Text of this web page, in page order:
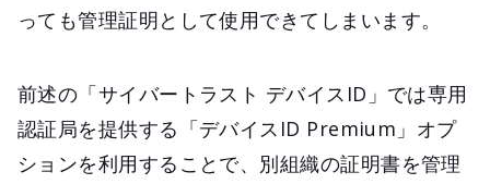
っても管理証明として使用できてしまいます。
前述の「サイバートラスト デバイスID」では専用
認証局を提供する「デバイスID Premium」オプ
ションを利用することで、別組織の証明書を管理